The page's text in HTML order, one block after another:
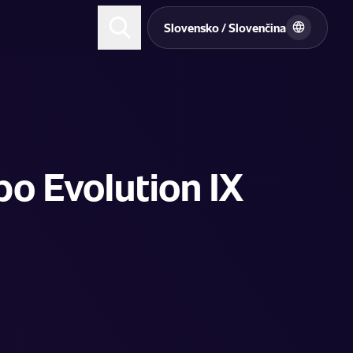
Slovensko / Slovenčina
Evolution IX